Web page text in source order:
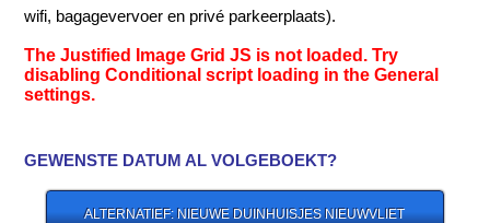
wifi, bagagevervoer en privé parkeerplaats).
The Justified Image Grid JS is not loaded. Try
disabling Conditional script loading in the General
settings.
GEWENSTE DATUM AL VOLGEBOEKT?
ALTERNATIEF: NIEUWE DUINHUISJES NIEUWVLIET